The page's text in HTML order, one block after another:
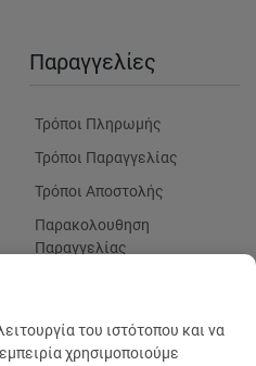
Παραγγελίες
Τρόποι Πληρωμής
Τρόποι Παραγγελίας
Τρόποι Αποστολής
Παρακολουθηση
Παραγγελίας
του ιστότοπου και να
χρησιμοποιούμε